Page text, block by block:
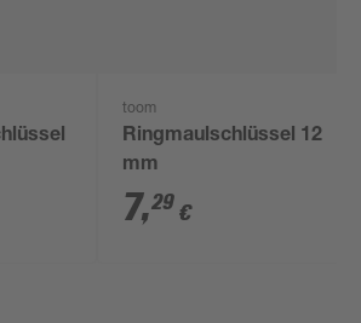
toom
Ringmaulschlüssel 12
mm
7,29 €